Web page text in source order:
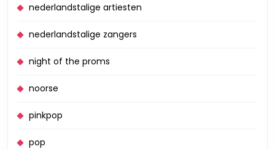
nederlandstalige artiesten
nederlandstalige zangers
night of the proms
noorse
pinkpop
pop